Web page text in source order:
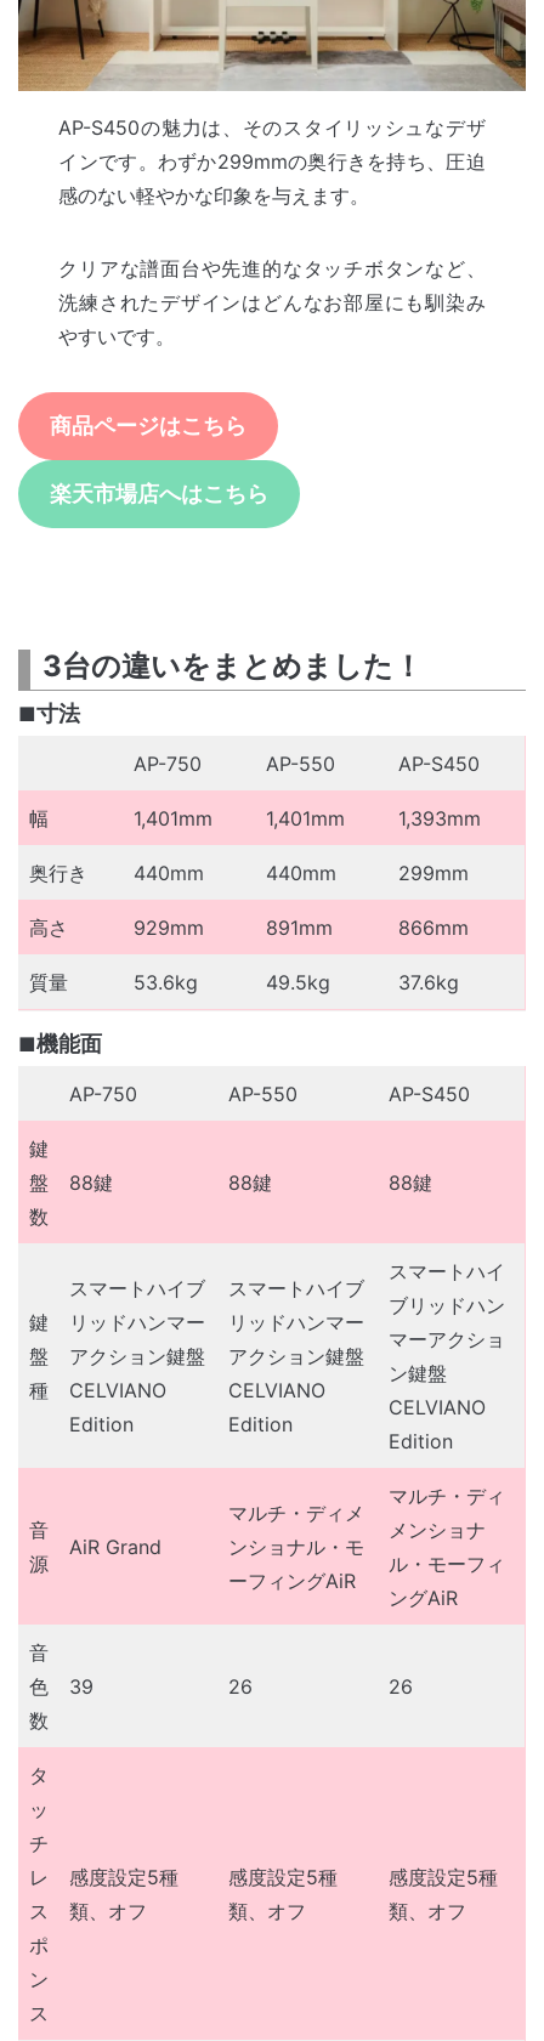
AP-S450の魅力は、そのスタイリッシュなデザ
インです。わずか299mmの奥行きを持ち、圧迫
感のない軽やかな印象を与えます。
クリアな譜面台や先進的なタッチボタンなど、
洗練されたデザインはどんなお部屋にも馴染み
やすいです。
商品ページはこちら
楽天市場店へはこちら
3台の違いをまとめました！
寸法
AP-750 AP-550 AP-S450
幅 1,401mm 1,401mm 1,393mm
奥行き 440mm 440mm 299mm
高さ 929mm 891mm 866mm
質量 53.6kg 49.5kg 37.6kg
機能面
AP-750 AP-550 AP-S450
鍵
盤
数
88鍵 88鍵 88鍵
鍵
盤
種
スマートハイブ
リッドハンマー
アクション鍵盤
CELVIANO
Edition
スマートハイブ
リッドハンマー
アクション鍵盤
CELVIANO
Edition
スマートハイ
ブリッドハン
マーアクショ
ン鍵盤
CELVIANO
Edition
音
源
AiR Grand
マルチ・ディメ
ンショナル・モ
ーフィングAiR
マルチ・ディ
メンショナ
ル・モーフィ
ングAiR
音
色
数
39 26 26
タ
ッ
チ
レ
ス
ポ
ン
ス
感度設定5種
類、オフ
感度設定5種
類、オフ
感度設定5種
類、オフ